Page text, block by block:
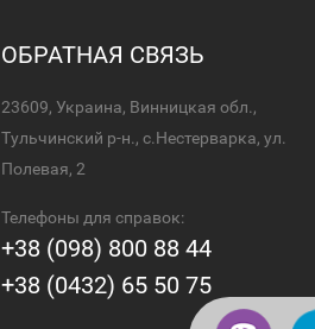
ОБРАТНАЯ СВЯЗЬ
23609, Украина, Винницкая обл.,
Тульчинский р-н., с.Нестерварка, ул.
Полевая, 2
Телефоны для справок:
+38 (098) 800 88 44
+38 (0432) 65 50 75